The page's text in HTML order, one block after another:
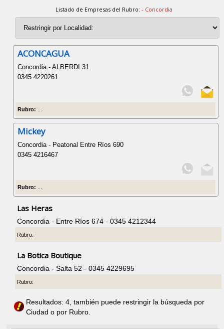
Listado de Empresas del Rubro:- Concordia
ACONCAGUA
Concordia - ALBERDI 31
0345 4220261
Rubro:
Mickey
Concordia - Peatonal Entre Ríos 690
0345 4216467
Rubro:
Las Heras
Concordia - Entre Ríos 674 - 0345 4212344
Rubro:
La Botica Boutique
Concordia - Salta 52 - 0345 4229695
Rubro:
Resultados: 4, también puede restringir la búsqueda por
Ciudad o por Rubro.